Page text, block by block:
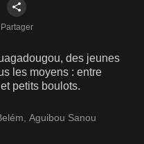
Partager
des jeunes
les moyens : entre
petits boulots.
, Aguibou Sanou